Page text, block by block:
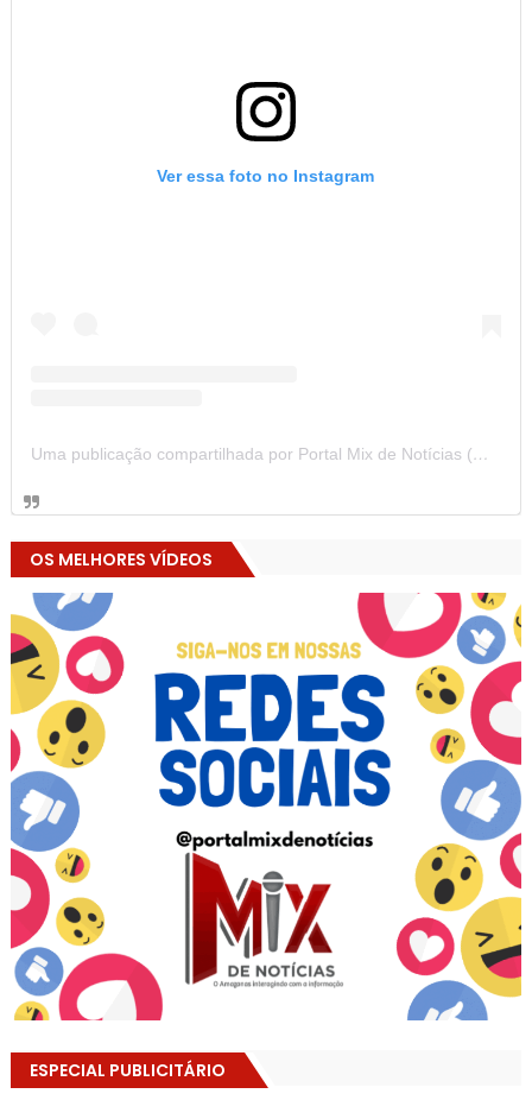
Ver essa foto no Instagram
Uma publicação compartilhada por Portal Mix de Notícias (@portalmixdenoticias)
OS MELHORES VÍDEOS
ESPECIAL PUBLICITÁRIO